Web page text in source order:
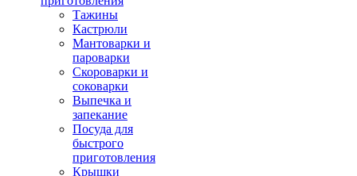
Тажины
Кастрюли
Мантоварки и
пароварки
Скороварки и
соковарки
Выпечка и
запекание
Посуда для
быстрого
приготовления
Крышки